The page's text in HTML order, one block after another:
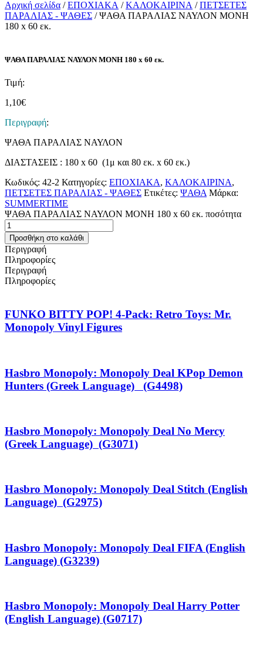
Αρχική σελίδα /ΕΠΟΧΙΑΚΑ /ΚΑΛΟΚΑΙΡΙΝΑ /ΠΕΤΣΕΤΕΣ
ΠΑΡΑΛΙΑΣ - ΨΑΘΕΣ / ΨΑΘΑ ΠΑΡΑΛΙΑΣ ΝΑΥΛΟΝ ΜΟΝΗ
180 x 60 εκ.
ΨΑΘΑ ΠΑΡΑΛΙΑΣ ΝΑΥΛΟΝ ΜΟΝΗ 180 x 60 εκ.
Τιμή:
1,10€
Περιγραφή:
ΨΑΘΑ ΠΑΡΑΛΙΑΣ ΝΑΥΛΟΝ
ΔΙΑΣΤΑΣΕΙΣ : 180 x 60 (1μ και 80 εκ. x 60 εκ.)
Κωδικός: 42-2 Κατηγορίες: ΕΠΟΧΙΑΚΑ, ΚΑΛΟΚΑΙΡΙΝΑ,
ΠΕΤΣΕΤΕΣ ΠΑΡΑΛΙΑΣ - ΨΑΘΕΣ Ετικέτες: ΨΑΘΑ Μάρκα:
SUMMERTIME
ΨΑΘΑ ΠΑΡΑΛΙΑΣ ΝΑΥΛΟΝ ΜΟΝΗ 180 x 60 εκ. ποσότητα
Προσθήκη στο καλάθι
Περιγραφή
Πληροφορίες
Περιγραφή
Πληροφορίες
FUNKO BITTY POP! 4-Pack: Retro Toys: Mr.
Monopoly Vinyl Figures
Hasbro Monopoly: Monopoly Deal KPop Demon
Hunters (Greek Language) (G4498)
Hasbro Monopoly: Monopoly Deal No Mercy
(Greek Language) (G3071)
Hasbro Monopoly: Monopoly Deal Stitch (English
Language) (G2975)
Hasbro Monopoly: Monopoly Deal FIFA (English
Language) (G3239)
Hasbro Monopoly: Monopoly Deal Harry Potter
(English Language) (G0717)